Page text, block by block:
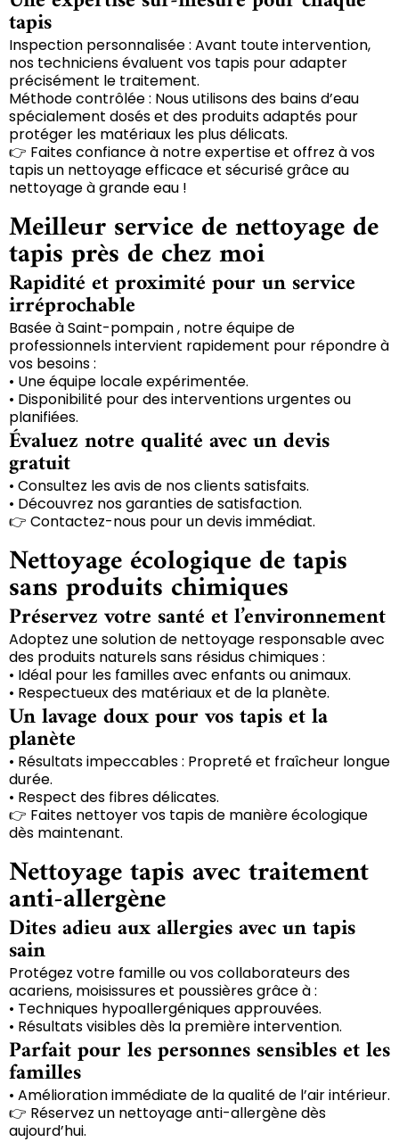
tapis
Inspection personnalisée : Avant toute intervention,
nos techniciens évaluent vos tapis pour adapter
précisément le traitement.
Méthode contrôlée : Nous utilisons des bains d’eau
spécialement dosés et des produits adaptés pour
protéger les matériaux les plus délicats.
👉 Faites confiance à notre expertise et offrez à vos
tapis un nettoyage efficace et sécurisé grâce au
nettoyage à grande eau !
Meilleur service de nettoyage de
tapis près de chez moi
Rapidité et proximité pour un service
irréprochable
Basée à Saint-pompain , notre équipe de
professionnels intervient rapidement pour répondre à
vos besoins :
• Une équipe locale expérimentée.
• Disponibilité pour des interventions urgentes ou
planifiées.
Évaluez notre qualité avec un devis
gratuit
• Consultez les avis de nos clients satisfaits.
• Découvrez nos garanties de satisfaction.
👉 Contactez-nous pour un devis immédiat.
Nettoyage écologique de tapis
sans produits chimiques
Préservez votre santé et l’environnement
Adoptez une solution de nettoyage responsable avec
des produits naturels sans résidus chimiques :
• Idéal pour les familles avec enfants ou animaux.
• Respectueux des matériaux et de la planète.
Un lavage doux pour vos tapis et la
planète
• Résultats impeccables : Propreté et fraîcheur longue
durée.
• Respect des fibres délicates.
👉 Faites nettoyer vos tapis de manière écologique
dès maintenant.
Nettoyage tapis avec traitement
anti-allergène
Dites adieu aux allergies avec un tapis
sain
Protégez votre famille ou vos collaborateurs des
acariens, moisissures et poussières grâce à :
• Techniques hypoallergéniques approuvées.
• Résultats visibles dès la première intervention.
Parfait pour les personnes sensibles et les
familles
• Amélioration immédiate de la qualité de l’air intérieur.
👉 Réservez un nettoyage anti-allergène dès
aujourd’hui.